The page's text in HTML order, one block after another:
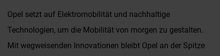
Opel setzt auf Elektromobilität und nachhaltige
Technologien, um die Mobilität von morgen zu gestalten.
Mit wegweisenden Innovationen bleibt Opel an der Spitze